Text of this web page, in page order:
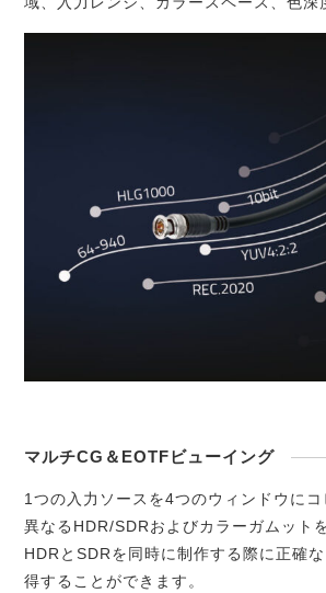
マルチCG＆EOTFビューイング
1つの入力ソースを4つのウィンドウに
異なるHDR/SDRおよびカラーガムット
HDRとSDRを同時に制作する際に正確
得することができます。